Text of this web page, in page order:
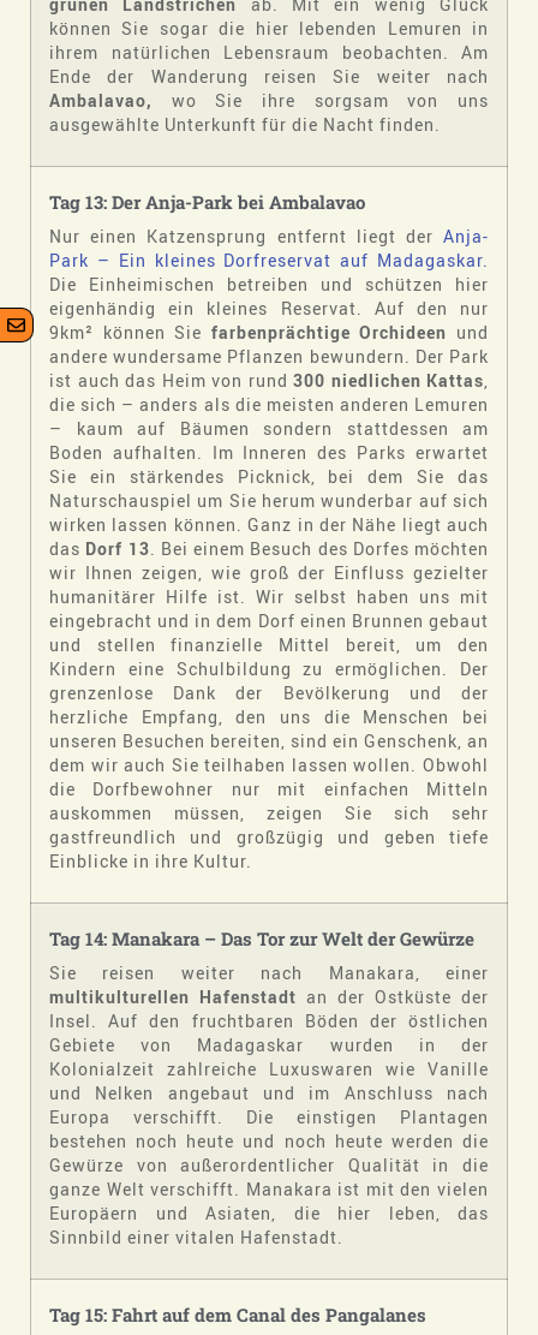
können Sie sogar die hier lebenden Lemuren in
ihrem natürlichen Lebensraum beobachten. Am
Ende der Wanderung reisen Sie weiter nach
Ambalavao,
wo Sie ihre sorgsam von uns
ausgewählte Unterkunft für die Nacht finden.
Tag 13: Der Anja-Park bei Ambalavao
Nur einen Katzensprung entfernt liegt der Anja-
Park – Ein kleines Dorfreservat auf Madagaskar.
Die Einheimischen betreiben und schützen hier
eigenhändig ein kleines Reservat. Auf den nur
9km² können Sie farbenprächtige Orchideen und
andere wundersame Pflanzen bewundern. Der Park
ist auch das Heim von rund 300 niedlichen Kattas
die sich – anders als die meisten anderen Lemuren
– kaum auf Bäumen sondern stattdessen am
Boden aufhalten. Im Inneren des Parks erwartet
Sie ein stärkendes Picknick, bei dem Sie das
Naturschauspiel um Sie herum wunderbar auf sich
wirken lassen können. Ganz in der Nähe liegt auch
das Dorf 13 . Bei einem Besuch des Dorfes möchten
wir Ihnen zeigen, wie groß der Einfluss gezielter
humanitärer Hilfe ist. Wir selbst haben uns mit
eingebracht und in dem Dorf einen Brunnen gebaut
und stellen finanzielle Mittel bereit, um den
Kindern eine Schulbildung zu ermöglichen. Der
grenzenlose Dank der Bevölkerung und der
herzliche Empfang, den uns die Menschen bei
unseren Besuchen bereiten, sind ein Genschenk, an
dem wir auch Sie teilhaben lassen wollen. Obwohl
die Dorfbewohner nur mit einfachen Mitteln
auskommen müssen, zeigen Sie sich sehr
gastfreundlich und großzügig und geben tiefe
Einblicke in ihre Kultur.
Tag 14: Manakara – Das Tor zur Welt der Gewürze
Sie reisen weiter nach Manakara, einer
multikulturellen Hafenstadt an der Ostküste der
Insel. Auf den fruchtbaren Böden der östlichen
Gebiete von Madagaskar wurden in der
Kolonialzeit zahlreiche Luxuswaren wie Vanille
und Nelken angebaut und im Anschluss nach
Europa verschifft. Die einstigen Plantagen
bestehen noch heute und noch heute werden die
Gewürze von außerordentlicher Qualität in die
ganze Welt verschifft. Manakara ist mit den vielen
Europäern und Asiaten, die hier leben, das
Sinnbild einer vitalen Hafenstadt.
Tag 15: Fahrt auf dem Canal des Pangalanes